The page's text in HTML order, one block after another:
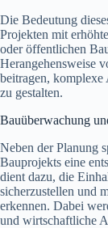
Die Bedeutung
Projekten mit
oder öffentlichen
Herangehensweise
beitragen,
zu gestalten.
Bauüberwachung
Neben der Planung
Bauprojekts eine
dient dazu, die
sicherzustellen und
erkennen. Dabei
und wirtschaftliche